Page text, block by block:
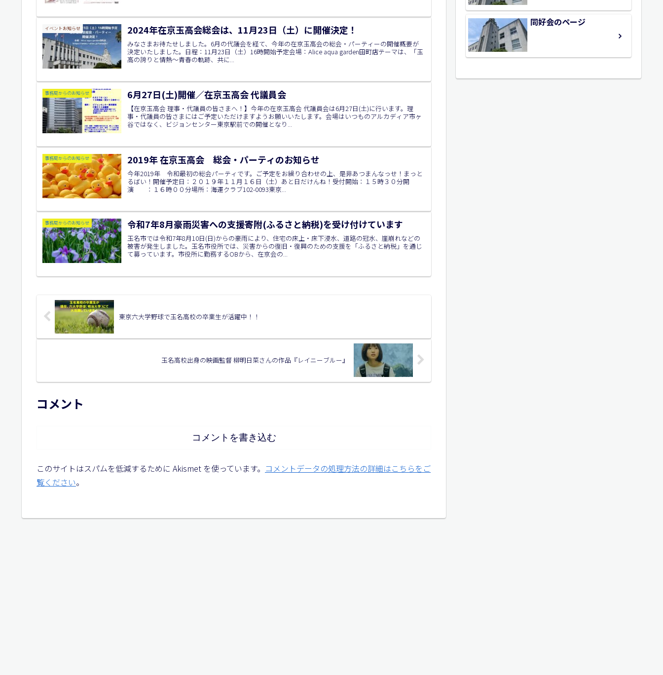
イベントお知らせ 2024年在京玉高会総会は、11月23日（土）に開催決定！
みなさまお待たせしました。6月の代議会を経て、今年の在京玉高会の総会・パーティーの開催概要が
決定いたしました。日程：11月23日（土）16時開始予定会場：Alice aqua garden田町店テーマは、「玉
高の誇りと情熱～青春の軌跡、共に...
事務局からのお知らせ 6月27日(土)開催／在京玉高会 代議員会
【在京玉高会 理事・代議員の皆さまへ！】今年の在京玉高会 代議員会は6月27日(土)に行います。理
事・代議員の皆さまにはご予定いただけますようお願いいたします。会場はいつものアルカディア市ヶ
谷ではなく、ビジョンセンター東京駅前での開催となり...
事務局からのお知らせ 2019年 在京玉高会 総会・パーティのお知らせ
今年2019年 令和最初の総会パーティです。ご予定をお繰り合わせの上、是非あつまんなっせ！まっと
るばい！開催予定日：２０１９年１１月１６日（土）あと日だけんね！受付開始：１５時３０分開
演 ：１６時００分場所：海運クラブ102-0093東京...
事務局からのお知らせ 令和7年8月豪雨災害への支援寄附(ふるさと納税)を受け付けています
玉名市では令和7年8月10日(日)からの豪雨により、住宅の床上・床下浸水、道路の冠水、崖崩れなどの
被害が発生しました。玉名市役所では、災害からの復旧・復興のための支援を「ふるさと納税」を通じ
て募っています。市役所に勤務するOBから、在京会の...
東京六大学野球で玉名高校の卒業生が活躍中！！
玉名高校出身の映画監督 柳明日菜さんの作品『レイニーブルー』
コメント
コメントを書き込む
このサイトはスパムを低減するために Akismet を使っています。 コメントデータの処理方法の詳細はこちらをご
覧ください。
同好会のページ